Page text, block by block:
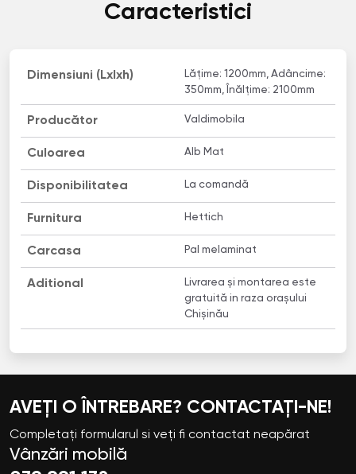
Caracteristici
Dimensiuni (Lxlxh)
Lățime: 1200mm, Adâncime:
350mm, Înălțime: 2100mm
Producător Valdimobila
Culoarea Alb Mat
Disponibilitatea La comandă
Furnitura Hettich
Carcasa Pal melaminat
Aditional
Livrarea și montarea este
gratuită in raza orașului
Chișinău
AVEȚI O ÎNTREBARE? CONTACTAȚI-NE!
Completați formularul si veți fi contactat neapărat
Vânzări mobilă